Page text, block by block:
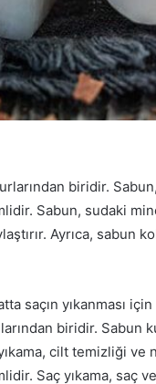
biridir.
Sabun, sudaki
Ayrıca, sabun
saçın yıkanması için
biridir.
cilt temizliği
Saç yıkama, saç